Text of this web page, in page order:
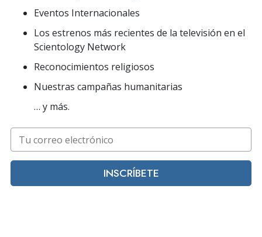
Eventos Internacionales
Los estrenos más recientes de la televisión en el
Scientology Network
Reconocimientos religiosos
Nuestras campañas humanitarias
… y más.
INSCRÍBETE